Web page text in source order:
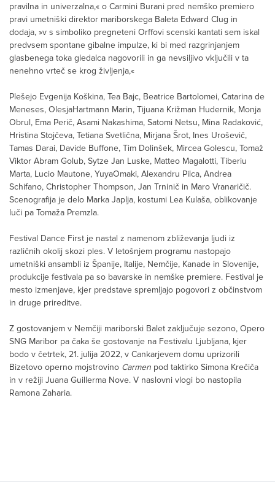
pravilna in univerzalna,« o Carmini Burani pred nemško premiero
pravi umetniški direktor mariborskega Baleta Edward Clug in
dodaja, »v s simboliko pregneteni Orffovi scenski kantati sem iskal
predvsem spontane gibalne impulze, ki bi med razgrinjanjem
glasbenega toka gledalca nagovorili in ga nevsiljivo vključili v ta
nenehno vrteč se krog življenja,«
Plešejo Evgenija Koškina, Tea Bajc, Beatrice Bartolomei, Catarina de
Meneses, OlesjaHartmann Marin, Tijuana Križman Hudernik, Monja
Obrul, Ema Perič, Asami Nakashima, Satomi Netsu, Mina Radaković,
Hristina Stojčeva, Tetiana Svetlična, Mirjana Šrot, Ines Uroševič,
Tamas Darai, Davide Buffone, Tim Dolinšek, Mircea Golescu, Tomaž
Viktor Abram Golub, Sytze Jan Luske, Matteo Magalotti, Tiberiu
Marta, Lucio Mautone, YuyaOmaki, Alexandru Pilca, Andrea
Schifano, Christopher Thompson, Jan Trninič in Maro Vranaričič.
Scenografija je delo Marka Japlja, kostumi Lea Kulaša, oblikovanje
luči pa Tomaža Premzla.
Festival Dance First je nastal z namenom zbliževanja ljudi iz
različnih okolij skozi ples. V letošnjem programu nastopajo
umetniški ansambli iz Španije, Italije, Nemčije, Kanade in Slovenije,
produkcije festivala pa so bavarske in nemške premiere. Festival je
mesto izmenjave, kjer predstave spremljajo pogovori z občinstvom
in druge prireditve.
Z gostovanjem v Nemčiji mariborski Balet zaključuje sezono, Opero
SNG Maribor pa čaka še gostovanje na Festivalu Ljubljana, kjer
bodo v četrtek, 21. julija 2022, v Cankarjevem domu uprizorili
Bizetovo operno mojstrovino Carmen pod taktirko Simona Krečiča
in v režiji Juana Guillerma Nove. V naslovni vlogi bo nastopila
Ramona Zaharia.